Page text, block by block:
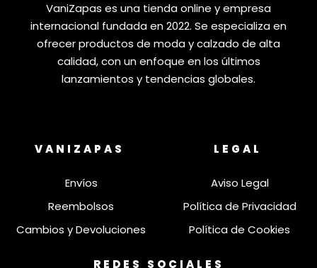
VaniZapas es una tienda online y empresa
internacional fundada en 2022. Se especializa en
ofrecer productos de moda y calzado de alta
calidad, con un enfoque en los últimos
lanzamientos y tendencias globales.
VANIZAPAS
Envíos
Reembolsos
Cambios y Devoluciones
LEGAL
Aviso Legal
Política de Privacidad
Política de Cookies
REDES SOCIALES